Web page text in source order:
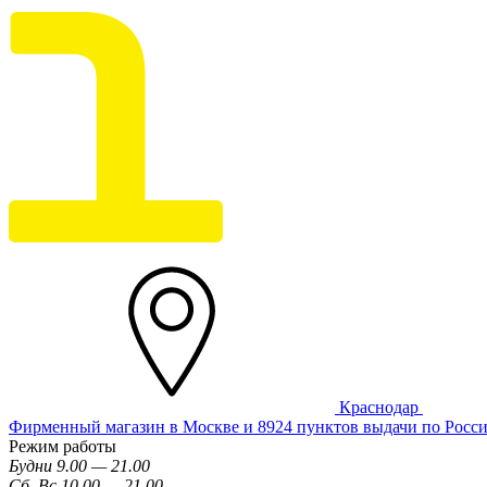
Краснодар
Фирменный магазин в Москве и 8924 пунктов выдачи по
Режим работы
Будни 9.00 — 21.00